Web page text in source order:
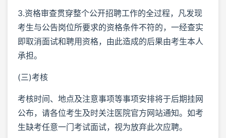
3.资格审查贯穿整个公开招聘工作的全过程，凡发现
考生与公告岗位所要求的资格条件不符的，一经查实
即取消面试和聘用资格，由此造成的后果由考生本人
承担。
(三)考核
考核时间、地点及注意事项等事项安排将于后期挂网
公布，请各位考生及时关注医院官方网站通知。如考
生缺考任意一门考试面试，视为放弃此次应聘。